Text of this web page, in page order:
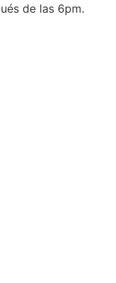
de las 6pm.